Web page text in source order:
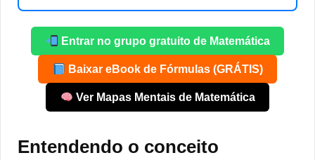
Entrar no grupo gratuito de Matemática
Baixar eBook de Fórmulas (GRÁTIS)
Ver Mapas Mentais de Matemática
Entendendo o conceito